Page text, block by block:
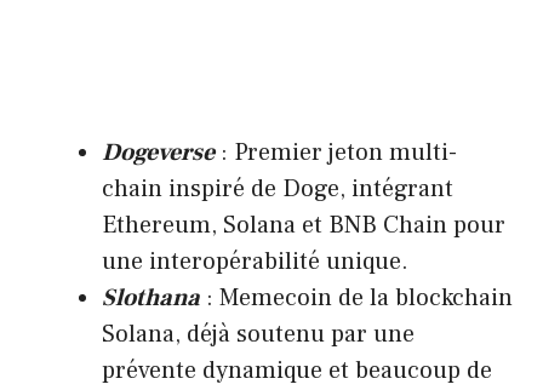
Dogeverse: Premier jeton multi-
chain inspiré de Doge, intégrant
Ethereum, Solana et BNB Chain pour
une interopérabilité unique.
Slothana : Memecoin de la blockchain
Solana, déjà soutenu par une
prévente dynamique et beaucoup de